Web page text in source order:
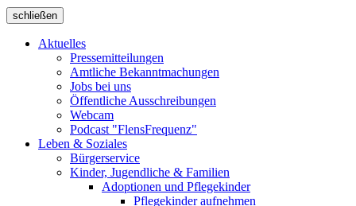
schließen
Aktuelles
Pressemitteilungen
Amtliche Bekanntmachungen
Jobs bei uns
Öffentliche Ausschreibungen
Webcam
Podcast "FlensFrequenz"
Leben & Soziales
Bürgerservice
Kinder, Jugendliche & Familien
Adoptionen und Pflegekinder
Pflegekinder aufnehmen